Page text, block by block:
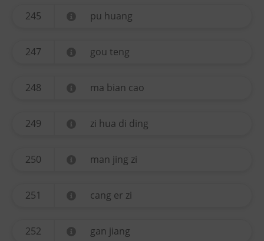
245 pu huang
247 gou teng
248 ma bian cao
249 zi hua di ding
250 man jing zi
251 cang er zi
252 gan jiang